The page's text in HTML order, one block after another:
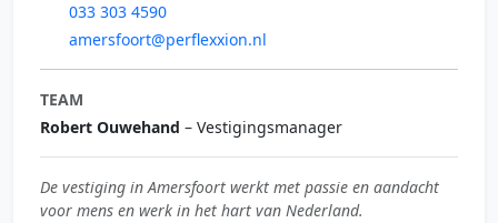
033 303 4590
amersfoort@perflexxion.nl
TEAM
Robert Ouwehand – Vestigingsmanager
De vestiging in Amersfoort werkt met passie en aandacht
voor mens en werk in het hart van Nederland.